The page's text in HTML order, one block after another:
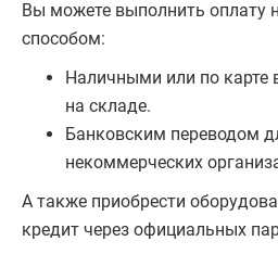
Вы можете выполнить оплату
способом:
Наличными или по карте
на складе.
Банковским переводом
некоммерческих
А также приобрести
кредит через официальных